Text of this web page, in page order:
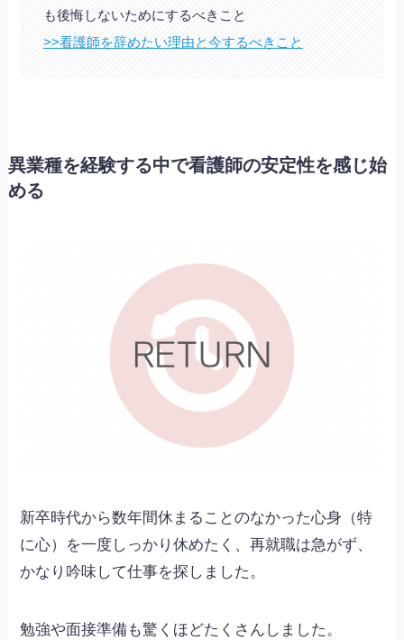
も後悔しないためにするべきこと
>>看護師を辞めたい理由と今するべきこと
異業種を経験する中で看護師の安定性を感じ始
める
新卒時代から数年間休まることのなかった心身（特
に心）を一度しっかり休めたく、再就職は急がず、
かなり吟味して仕事を探しました。
勉強や面接準備も驚くほどたくさんしました。